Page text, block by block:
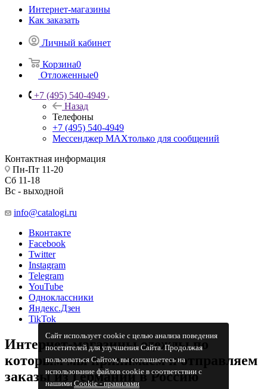
Сайт использует cookie с целью анализа поведения
посетителей для улучшения Сайта. Продолжая
пользоваться Сайтом, вы соглашаетесь на
использование файлов cookie в соответствии с
нашимиCookiе - правилами
Интернет-магазины
Как заказать
Личный кабинет
Корзина0
Отложенные0
+7 (495) 540-4949
Назад
Телефоны
+7 (495) 540-4949
Мессенджер МАХтолько для сообщений
Контактная информация
Пн-Пт 11-20
Сб 11-18
Вс - выходной
info@catalogi.ru
Вконтакте
Facebook
Twitter
Instagram
Telegram
YouTube
Одноклассники
Яндекс.Дзен
TikTok
Интернет-магазины одежды по
которым мы принимаем и отправляем
заказы из Германии в Россию